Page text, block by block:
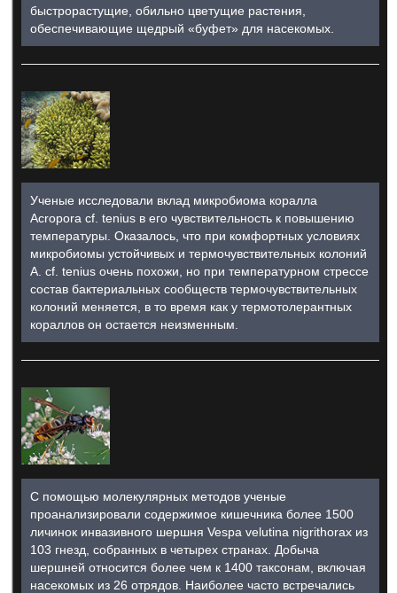
быстрорастущие, обильно цветущие растения,
обеспечивающие щедрый «буфет» для насекомых.
Ученые исследовали вклад микробиома коралла
Acropora cf. tenius в его чувствительность к повышению
температуры. Оказалось, что при комфортных условиях
микробиомы устойчивых и термочувствительных колоний
A. cf. tenius очень похожи, но при температурном стрессе
состав бактериальных сообществ термочувствительных
колоний меняется, в то время как у термотолерантных
кораллов он остается неизменным.
С помощью молекулярных методов ученые
проанализировали содержимое кишечника более 1500
личинок инвазивного шершня Vespa velutina nigrithorax из
103 гнезд, собранных в четырех странах. Добыча
шершней относится более чем к 1400 таксонам, включая
насекомых из 26 отрядов. Наиболее часто встречались